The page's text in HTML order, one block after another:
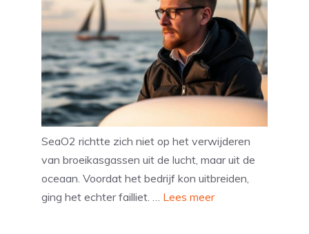
SeaO2 richtte zich niet op het verwijderen
van broeikasgassen uit de lucht, maar uit de
oceaan. Voordat het bedrijf kon uitbreiden,
ging het echter failliet. … Lees meer